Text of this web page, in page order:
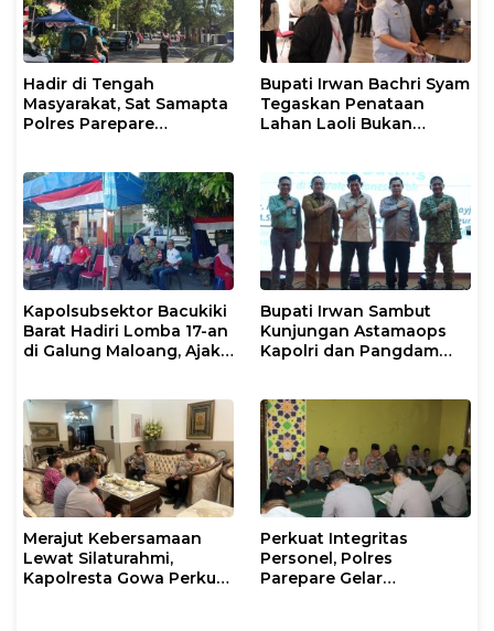
Hadir di Tengah
Masyarakat, Sat Samapta
Polres Parepare
Bupati Irwan Bachri Syam
Tegaskan Penataan
Lahan Laoli Bukan
Kapolsubsektor Bacukiki
Barat Hadiri Lomba 17-an
di Galung Maloang, Ajak
Bupati Irwan Sambut
Kunjungan Astamaops
Kapolri dan Pangdam
Merajut Kebersamaan
Lewat Silaturahmi,
Kapolresta Gowa Perkuat
Perkuat Integritas
Personel, Polres
Parepare Gelar